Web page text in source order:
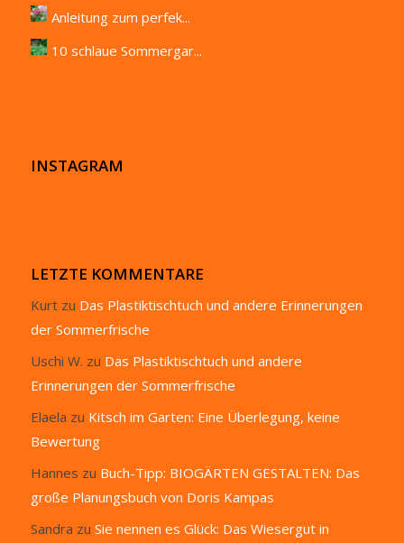
Anleitung zum perfek...
10 schlaue Sommergar...
INSTAGRAM
LETZTE KOMMENTARE
Kurtzu Das Plastiktischtuch und andere Erinnerungen
der Sommerfrische
Uschi W. zu Das Plastiktischtuch und andere
Erinnerungen der Sommerfrische
Elaela zu Kitsch im Garten: Eine Überlegung, keine
Bewertung
Hannes zu Buch-Tipp: BIOGÄRTEN GESTALTEN: Das
große Planungsbuch von Doris Kampas
Sandra zu Sie nennen es Glück: Das Wiesergut in